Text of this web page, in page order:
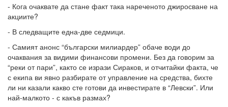
- Кога очаквате да стане факт така нареченото джиросване на
акциите?
- В следващите една-две седмици.
- Самият анонс “български милиардер” обаче води до
очаквания за видими финансови промени. Без да говорим за
“реки от пари”, както се изрази Сираков, и отчитайки факта, че
с екипа ви явно разбирате от управление на средства, бихте
ли ни казали какво сте готови да инвестирате в “Левски”. Или
най-малкото - с какъв размах?